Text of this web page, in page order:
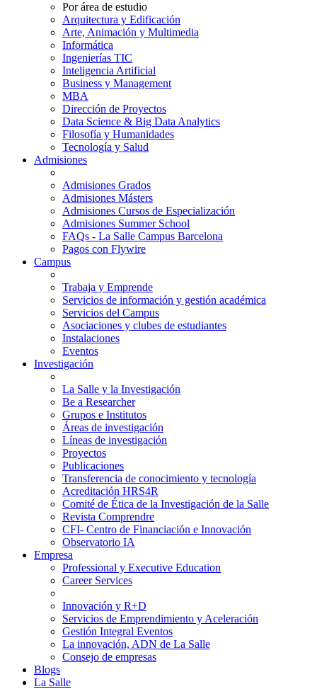
Por área de estudio
Arquitectura y Edificación
Arte, Animación y Multimedia
Informática
Ingenierías TIC
Inteligencia Artificial
Business y Management
MBA
Dirección de Proyectos
Data Science & Big Data Analytics
Filosofía y Humanidades
Tecnología y Salud
Admisiones
Admisiones Grados
Admisiones Másters
Admisiones Cursos de Especialización
Admisiones Summer School
FAQs - La Salle Campus Barcelona
Pagos con Flywire
Campus
Trabaja y Emprende
Servicios de información y gestión académica
Servicios del Campus
Asociaciones y clubes de estudiantes
Instalaciones
Eventos
Investigación
La Salle y la Investigación
Be a Researcher
Grupos e Institutos
Áreas de investigación
Líneas de investigación
Proyectos
Publicaciones
Transferencia de conocimiento y tecnología
Acreditación HRS4R
Comité de Ética de la Investigación de la Salle
Revista Comprendre
CFI- Centro de Financiación e Innovación
Observatorio IA
Empresa
Professional y Executive Education
Career Services
Innovación y R+D
Servicios de Emprendimiento y Aceleración
Gestión Integral Eventos
La innovación, ADN de La Salle
Consejo de empresas
Blogs
La Salle